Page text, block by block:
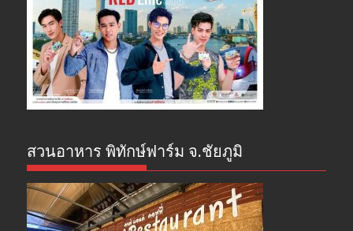
สวนอาหาร พิทักษ์ฟาร์ม จ.ชัยภูมิ